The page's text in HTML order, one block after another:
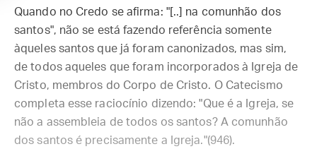
Quando no Credo se afirma: "[..] na comunhão dos
santos", não se está fazendo referência somente
àqueles santos que já foram canonizados, mas sim,
de todos aqueles que foram incorporados à Igreja de
Cristo, membros do Corpo de Cristo. O Catecismo
completa esse raciocínio dizendo: "Que é a Igreja, se
não a assembleia de todos os santos? A comunhão
dos santos é precisamente a Igreja."(946).